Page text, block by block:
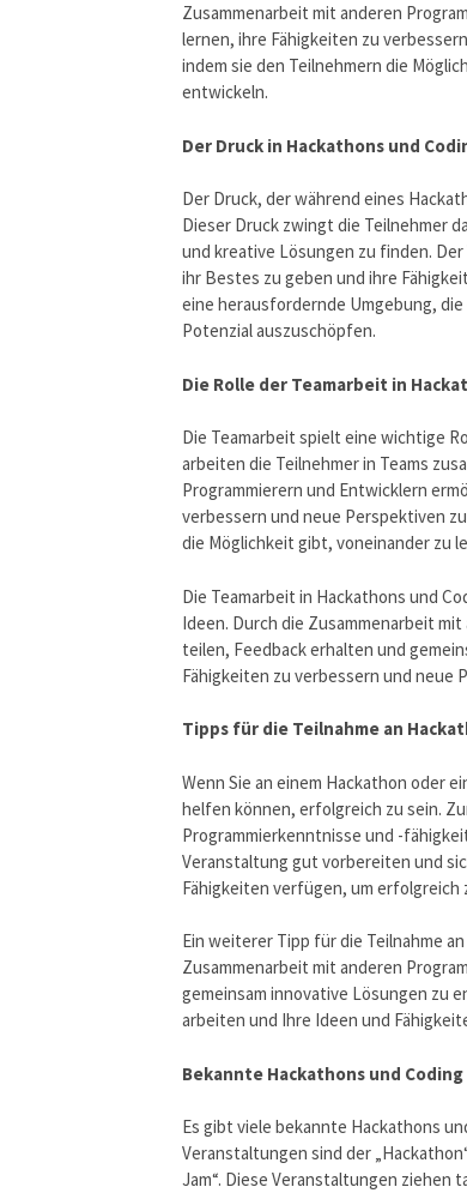
Zusammenarbeit mit anderen
lernen, ihre Fähigkeiten zu
indem sie den Teilnehmern die
entwickeln.
Der Druck in Hackathons und
Der Druck, der während eines
Dieser Druck zwingt die Teilnehmer
und kreative Lösungen zu finden.
ihr Bestes zu geben und ihre
eine herausfordernde Umgebung,
Potenzial auszuschöpfen.
Die Rolle der Teamarbeit in
Die Teamarbeit spielt eine wichtige
arbeiten die Teilnehmer in Teams
Programmierern und Entwicklern
verbessern und neue Perspektiven
die Möglichkeit gibt, voneinander zu
Die Teamarbeit in Hackathons und
Ideen. Durch die Zusammenarbeit
teilen, Feedback erhalten und
Fähigkeiten zu verbessern und neue
Tipps für die Teilnahme an
Wenn Sie an einem Hackathon oder
helfen können, erfolgreich zu sein.
Programmierkenntnisse und -
Veranstaltung gut vorbereiten und
Fähigkeiten verfügen, um erfolgreich
Ein weiterer Tipp für die Teilnahme
Zusammenarbeit mit anderen
gemeinsam innovative Lösungen zu
arbeiten und Ihre Ideen und
Bekannte Hackathons und
Es gibt viele bekannte Hackathons
Veranstaltungen sind der
Jam“. Diese Veranstaltungen ziehen